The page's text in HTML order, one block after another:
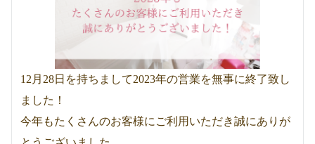
12月28日を持ちまして2023年の営業を無事に終了致し
ました！
今年もたくさんのお客様にご利用いただき誠にありが